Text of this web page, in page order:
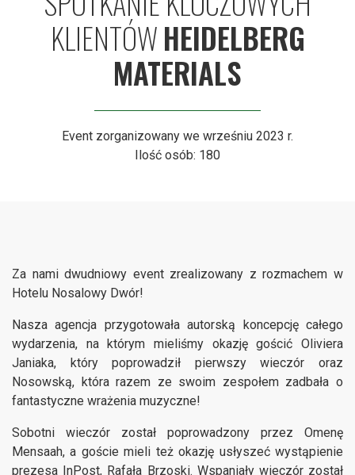
KLIENTÓWHEIDELBERG
MATERIALS
Event zorganizowany we wrześniu 2023 r.
Ilość osób: 180
Za nami dwudniowy event zrealizowany z rozmachem w
Hotelu Nosalowy Dwór!
Nasza agencja przygotowała autorską koncepcję całego
wydarzenia, na którym mieliśmy okazję gościć Oliviera
Janiaka, który poprowadził pierwszy wieczór oraz
Nosowską, która razem ze swoim zespołem zadbała o
fantastyczne wrażenia muzyczne!
Sobotni wieczór został poprowadzony przez Omenę
Mensaah, a goście mieli też okazję usłyszeć wystąpienie
prezesa InPost, Rafała Brzoski. Wspaniały wieczór został